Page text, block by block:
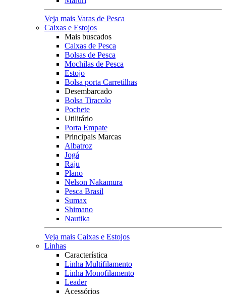
Veja mais Varas de Pesca
Caixas e Estojos
Mais buscados
Caixas de Pesca
Bolsas de Pesca
Mochilas de Pesca
Estojo
Bolsa porta Carretilhas
Desembarcado
Bolsa Tiracolo
Pochete
Utilitário
Porta Empate
Principais Marcas
Albatroz
Jogá
Raju
Plano
Nelson Nakamura
Pesca Brasil
Sumax
Shimano
Nautika
Veja mais Caixas e Estojos
Linhas
Característica
Linha Multifilamento
Linha Monofilamento
Leader
Acessórios